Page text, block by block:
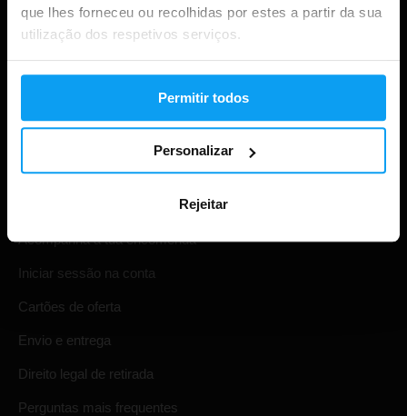
que lhes forneceu ou recolhidas por estes a partir da sua
utilização dos respetivos serviços.
Permitir todos
Personalizar
Rejeitar
Acompanha a tua encomenda
Iniciar sessão na conta
Cartões de oferta
Envio e entrega
Direito legal de retirada
Perguntas mais frequentes